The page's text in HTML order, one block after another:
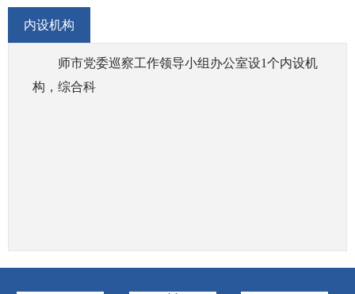
内设机构
师市党委巡察工作领导小组办公室设1个内设机
构，综合科